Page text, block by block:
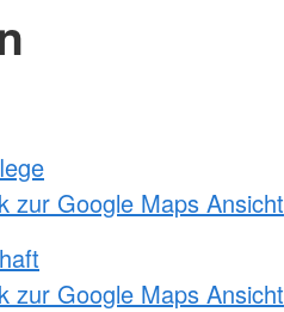
zur Google Maps Ansicht
zur Google Maps Ansicht